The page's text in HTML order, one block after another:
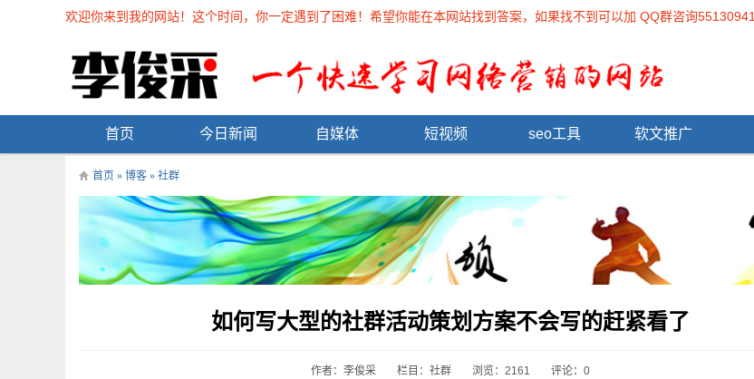
欢迎你来到我的网站！这个时间，你一定遇到了困难！希望你能在本网站找到答案，如果找不到可以加 QQ群咨询55130941
首页 今日新闻 自媒体 短视频 seo工具 软文推广
首页 » 博客 » 社群
如何写大型的社群活动策划方案不会写的赶紧看了
作者：李俊采 栏目： 社群 浏览：2161 评论：0